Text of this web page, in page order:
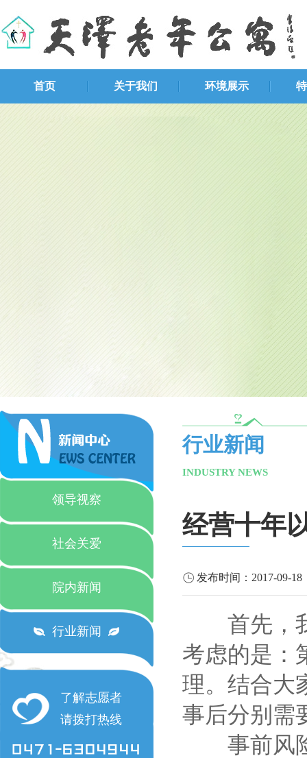
首页 关于我们 环境展示
领导视察
社会关爱
院内新闻
行业新闻
了解志愿者
请拨打热线
行业新闻
INDUSTRY NEWS
经营十年
发布时间： 2017-09-18
首先，我
考虑的是：
理。结合大
事后分别需
事前风